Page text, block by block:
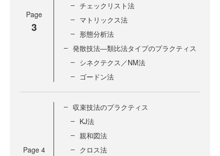
Page
3
チェックリスト法
マトリックス法
形態分析法
発散技法―類比法タイプのプラクティス
シネクテクス／NM法
ゴードン法
Page 4
収束技法のプラクティス
KJ法
親和図法
クロス法